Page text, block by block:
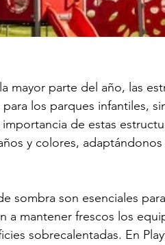
mayor parte del año, las
los parques infantiles,
de estas
y colores, adaptándonos
sombra son esenciales
a mantener frescos los
sobrecalentadas. En